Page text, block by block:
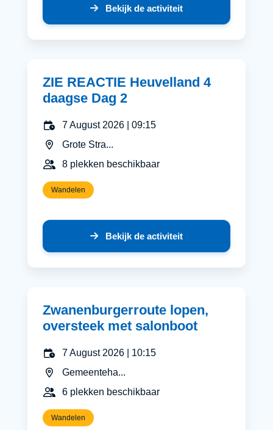
Bekijk de activiteit
ZIE REACTIE Heuvelland 4
daagse Dag 2
7 August 2026 | 09:15
Grote Stra...
8 plekken beschikbaar
Wandelen
Bekijk de activiteit
Zwanenburgerroute lopen,
oversteek met salonboot
7 August 2026 | 10:15
Gemeenteha...
6 plekken beschikbaar
Wandelen